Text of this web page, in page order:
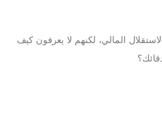
المالي، لكنهم لا يعرفون كيف